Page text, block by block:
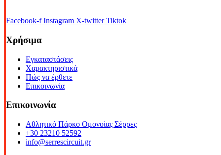
Facebook-f Instagram X-twitter Tiktok
Χρήσιμα
Εγκαταστάσεις
Χαρακτηριστικά
Πώς να έρθετε
Επικοινωνία
Επικοινωνία
Αθλητικό Πάρκο Ομονοίας Σέρρες
+30 23210 52592
info@serrescircuit.gr